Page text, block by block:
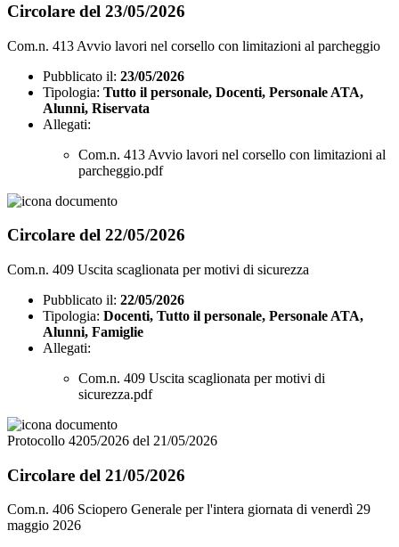
Circolare del 23/05/2026
Com.n. 413 Avvio lavori nel corsello con limitazioni al parcheggio
Pubblicato il: 23/05/2026
Tipologia: Tutto il personale, Docenti, Personale ATA,
Alunni, Riservata
Allegati:
Com.n. 413 Avvio lavori nel corsello con limitazioni al
parcheggio.pdf
Circolare del 22/05/2026
Com.n. 409 Uscita scaglionata per motivi di sicurezza
Pubblicato il: 22/05/2026
Tipologia: Docenti, Tutto il personale, Personale ATA,
Alunni, Famiglie
Allegati:
Com.n. 409 Uscita scaglionata per motivi di
sicurezza.pdf
Protocollo 4205/2026 del 21/05/2026
Circolare del 21/05/2026
Com.n. 406 Sciopero Generale per l'intera giornata di venerdì 29
maggio 2026